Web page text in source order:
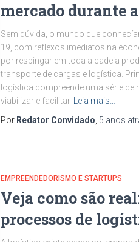
mercado durante
Sem dúvida, o mundo que
19, com reflexos imediatos na
por respingar em toda a cadeia
transporte de cargas e logística.
logística compreende uma série
viabilizar e facilitar
Leia mais…
Por Redator Convidado 5 anos
EMPREENDEDORISMO E STARTUPS
Veja como são
processos de